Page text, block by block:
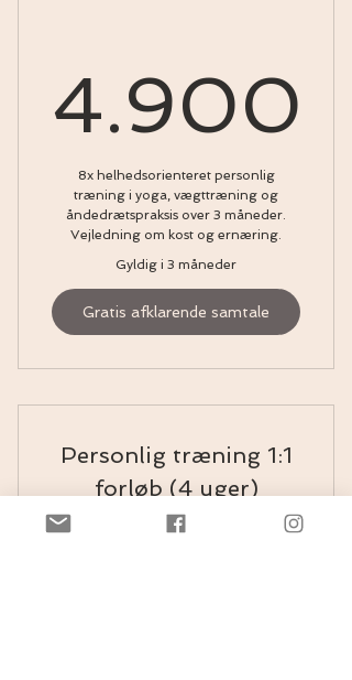
4.900
8x helhedsorienteret personlig
træning i yoga, vægttræning og
åndedrætspraksis over 3 måneder.
Vejledning om kost og ernæring.
Gyldig i 3 måneder
Gratis afklarende samtale
Personlig træning 1:1
forløb (4 uger)
kr.